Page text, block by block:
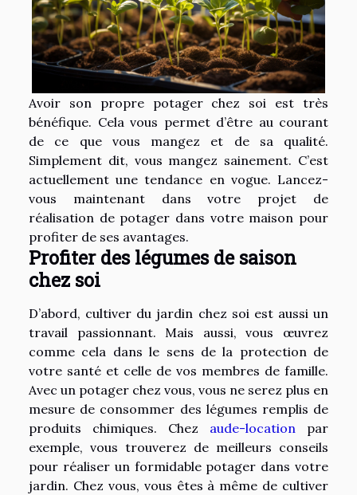
Avoir son propre potager chez soi est très
bénéfique. Cela vous permet d’être au courant
de ce que vous mangez et de sa qualité.
Simplement dit, vous mangez sainement. C’est
actuellement une tendance en vogue. Lancez-
vous maintenant dans votre projet de
réalisation de potager dans votre maison pour
profiter de ses avantages.
Profiter des légumes de saison
chez soi
D’abord, cultiver du jardin chez soi est aussi un
travail passionnant. Mais aussi, vous œuvrez
comme cela dans le sens de la protection de
votre santé et celle de vos membres de famille.
Avec un potager chez vous, vous ne serez plus en
mesure de consommer des légumes remplis de
produits chimiques. Chez aude-location par
exemple, vous trouverez de meilleurs conseils
pour réaliser un formidable potager dans votre
jardin. Chez vous, vous êtes à même de cultiver